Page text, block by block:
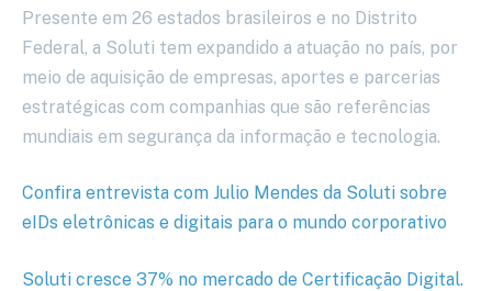
Presente em 26 estados brasileiros e no Distrito
Federal, a Soluti tem expandido a atuação no país, por
meio de aquisição de empresas, aportes e parcerias
estratégicas com companhias que são referências
mundiais em segurança da informação e tecnologia.
Confira entrevista com Julio Mendes da Soluti sobre
eIDs eletrônicas e digitais para o mundo corporativo
Soluti cresce 37% no mercado de Certificação Digital.